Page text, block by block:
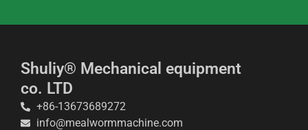
Shuliy® Mechanical equipment
co. LTD
+86-13673689272
info@mealwormmachine.com